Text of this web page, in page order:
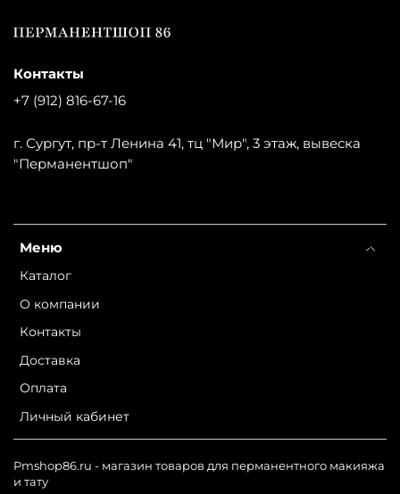
Меню
Каталог
О компании
Контакты
Доставка
Оплата
Личный кабинет
Контакты
+7 (912) 816-67-16
г. Сургут, пр-т Ленина 41, тц "Мир", 3 этаж, вывеска
"Перманентшоп"
Pmshop86.ru - магазин товаров для перманентного макияжа
и тату